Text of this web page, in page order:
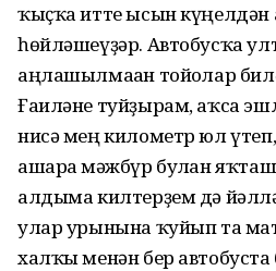
ҡыҫҡа итте ысын
һөйләшеүҙәр. Автобусҡа
аңлашылмаған тойғолар
Ғаиләне туйҙырам, аҡса
нисә мең километр юл
ашарға мәжбүр булған
алдыма килтерҙем дә
улар урынына ҡуйып та
халҡы менән бер автобуста